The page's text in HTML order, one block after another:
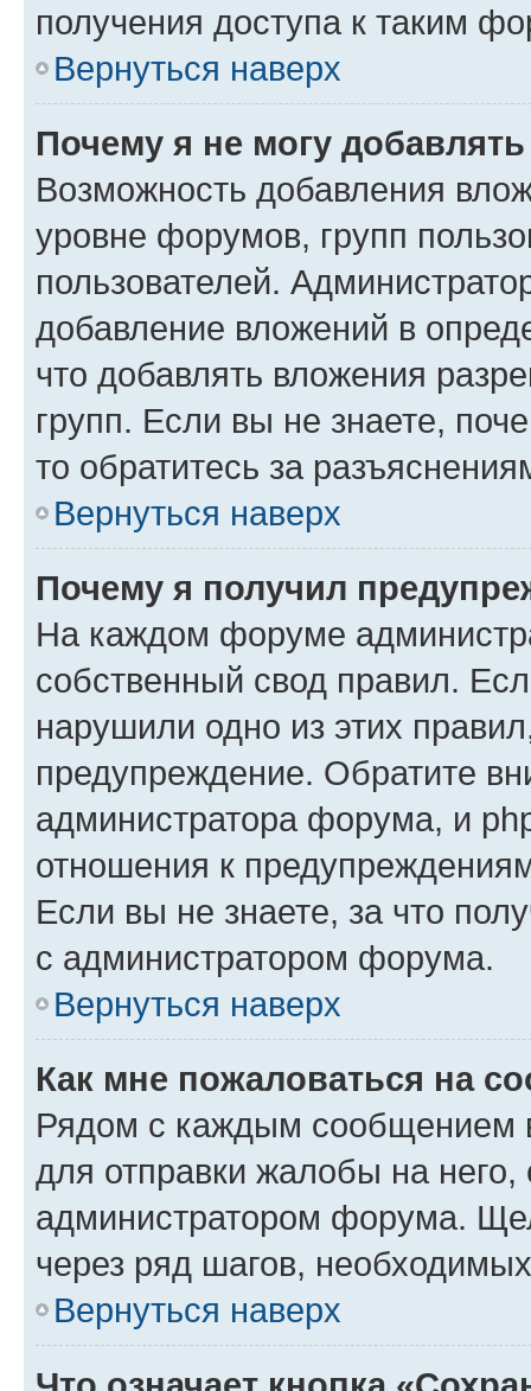
получения доступа к таким
Вернуться наверх
Почему я не могу
Возможность добавления
уровне форумов, групп
пользователей.
добавление вложений в
что добавлять вложения
групп. Если вы не знаете,
то обратитесь за
Вернуться наверх
Почему я получил
На каждом форуме
собственный свод правил.
нарушили одно из этих
предупреждение. Обратите
администратора форума, и
отношения к
Если вы не знаете, за что
с администратором форума.
Вернуться наверх
Как мне пожаловаться на
Рядом с каждым сообщением
для отправки жалобы на
администратором форума.
через ряд шагов,
Вернуться наверх